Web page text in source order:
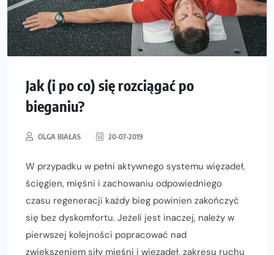
Jak (i po co) się rozciągać po
bieganiu?
OLGA BIAŁAS 20-07-2019
W przypadku w pełni aktywnego systemu więzadeł,
ścięgien, mięśni i zachowaniu odpowiedniego
czasu regeneracji każdy bieg powinien zakończyć
się bez dyskomfortu. Jeżeli jest inaczej, należy w
pierwszej kolejności popracować nad
zwiększeniem siły mięśni i więzadeł, zakresu ruchu